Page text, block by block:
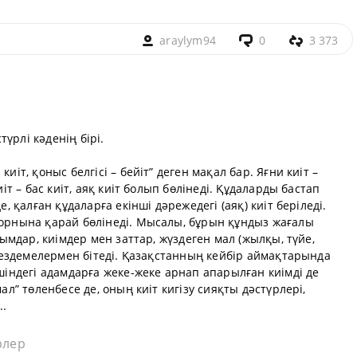
araylym94 0 3 373
кәденің бірі.
қоныс белгісі – бейіт” деген мақал бар. Яғни киіт –
– бас киіт, аяқ киіт болып бөлінеді. Құдаларды бастап
қалған құдаларға екінші дәрежедегі (аяқ) киіт беріледі.
қарай бөлінеді. Мысалы, бұрын құндыз жағалы
киімдер мен заттар, жүздеген мал (жылқы, түйе,
бітеді. Қазақстанның кейбір аймақтарында
адамдарға жеке-жеке арнап апарылған киімді де
төленбесе де, оның киіт кигізу сияқты дәстүрлері,